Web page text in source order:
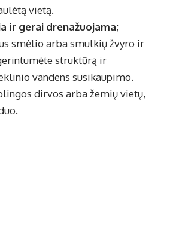
vietą.
ir gerai drenažuojama;
smėlio arba smulkių žvyro ir
struktūrą ir
vandens susikaupimo.
dirvos arba žemių vietų,